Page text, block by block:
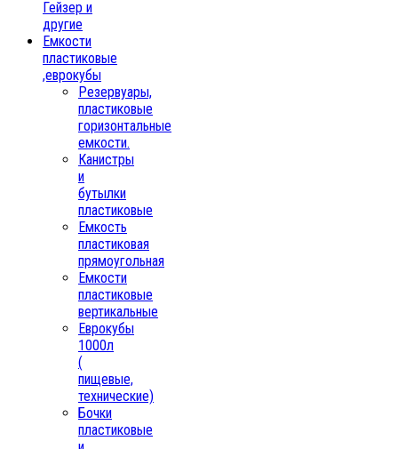
Гейзер и
другие
Емкости
пластиковые
,еврокубы
Резервуары,
пластиковые
горизонтальные
емкости.
Канистры
и
бутылки
пластиковые
Емкость
пластиковая
прямоугольная
Емкости
пластиковые
вертикальные
Еврокубы
1000л
(
пищевые,
технические)
Бочки
пластиковые